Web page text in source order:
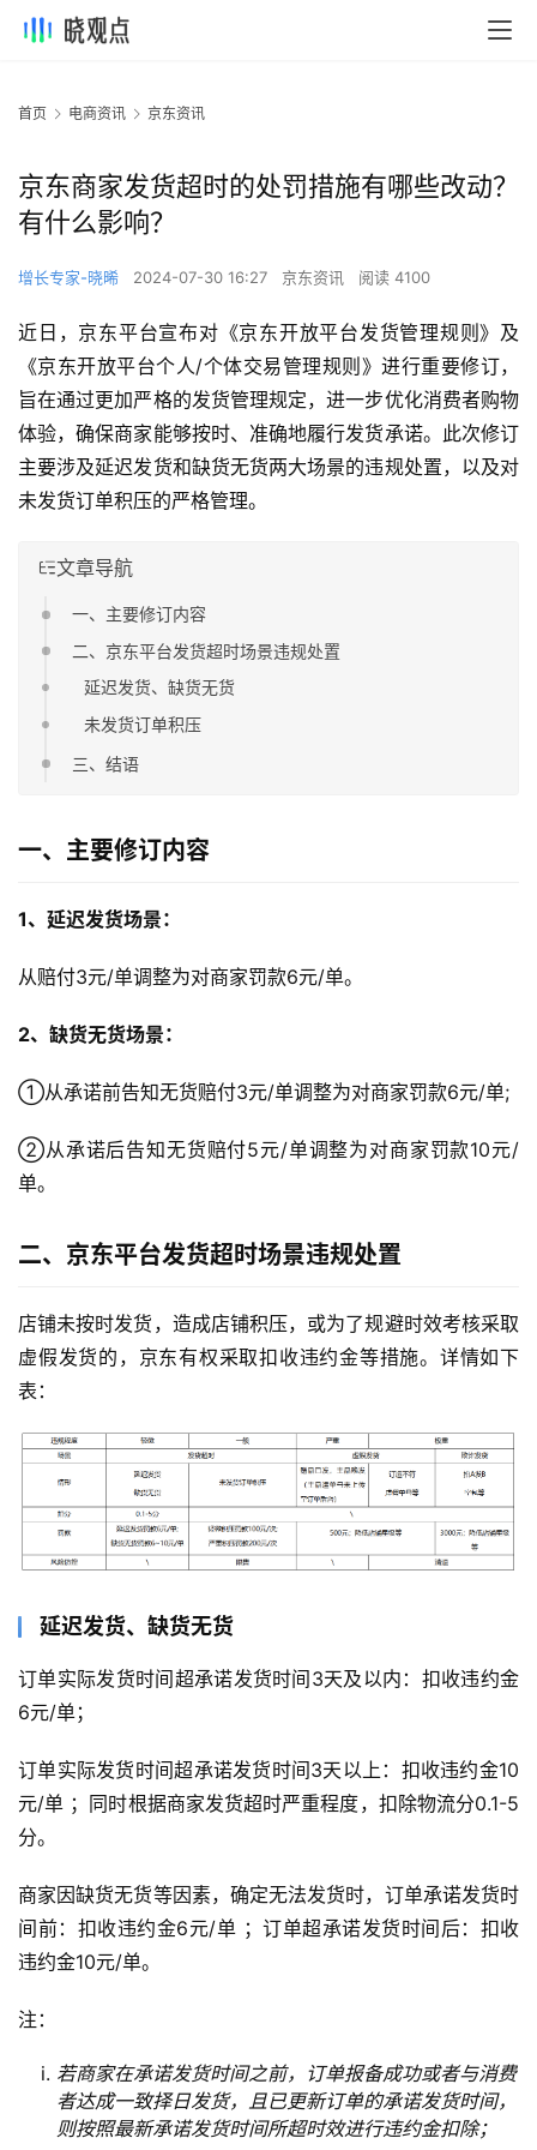
首页 电商资讯 京东资讯
京东商家发货超时的处罚措施有哪些改动？
有什么影响？
增长专家-晓晞 2024-07-30 16:27 京东资讯 阅读 4100
近日，京东平台宣布对《京东开放平台发货管理规则》及
《京东开放平台个人/个体交易管理规则》进行重要修订，
旨在通过更加严格的发货管理规定，进一步优化消费者购物
体验，确保商家能够按时、准确地履行发货承诺。此次修订
主要涉及延迟发货和缺货无货两大场景的违规处置，以及对
未发货订单积压的严格管理。
文章导航
一、主要修订内容
二、京东平台发货超时场景违规处置
延迟发货、缺货无货
未发货订单积压
三、结语
一、主要修订内容
1、延迟发货场景：
从赔付3元/单调整为对商家罚款6元/单。
2、缺货无货场景：
①从承诺前告知无货赔付3元/单调整为对商家罚款6元/单;
②从承诺后告知无货赔付5元/单调整为对商家罚款10元/
单。
二、京东平台发货超时场景违规处置
店铺未按时发货，造成店铺积压，或为了规避时效考核采取
虚假发货的，京东有权采取扣收违约金等措施。详情如下
表：
延迟发货、缺货无货
订单实际发货时间超承诺发货时间3天及以内：扣收违约金
6元/单；
订单实际发货时间超承诺发货时间3天以上：扣收违约金10
元/单 ；同时根据商家发货超时严重程度，扣除物流分0.1-5
分。
商家因缺货无货等因素，确定无法发货时，订单承诺发货时
间前：扣收违约金6元/单 ；订单超承诺发货时间后：扣收
违约金10元/单。
注：
若商家在承诺发货时间之前，订单报备成功或者与消费
者达成一致择日发货，且已更新订单的承诺发货时间，
则按照最新承诺发货时间所超时效进行违约金扣除；